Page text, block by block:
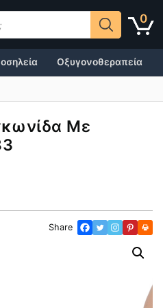
0
Οξυγονοθεραπεία
Με
Share